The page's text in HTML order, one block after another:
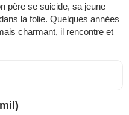
père se suicide, sa jeune
la folie. Quelques années
charmant, il rencontre et